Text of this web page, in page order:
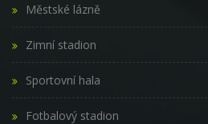
Městské lázně
Zimní stadion
Sportovní hala
Fotbalový stadion